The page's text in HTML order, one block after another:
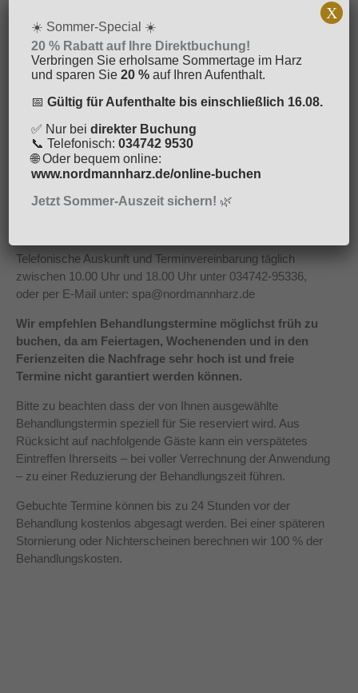
Telefonische Auskunft und Terminvereinbarung täglich
zwischen 10.00 Uhr und 18.00 Uhr unter 034742-95336,
oder per E-Mail unter: spa@nordmannharz.de
Wir empfehlen Behandlungstermine möglichst früh zu
buchen, da am Feiertagen, Wochenenden und in den
Ferienzeiten die Nachfrage sehr hoch ist und freie
Termine nicht garantiert werden können.
Bitte zu beachten dass der von Ihnen ausgewählte
Behandlungstermin speziell für Sie reserviert wird. Aus
Rücksicht auf nachfolgende Gäste kann ein verspätetes
Eintreffen Ihrerseits – bei voller Verrechnung der Anwendung
– zu einer Reduzierung der Behandlungszeit führen.
Gebuchte Termine können bis zu 24 Stunden vor der
Behandlung kostenlos abgesagt werden. Bei einer späteren
Stornierung oder Nichterscheinen berechnen wir 100 % der
Behandlungskosten.
☀️ Sommer-Special ☀️
20 % Rabatt auf Ihre Direktbuchung!
Verbringen Sie erholsame Sommertage im Harz
und sparen Sie20 % auf Ihren Aufenthalt.
📅Gültig für Aufenthalte bis einschließlich 16.08.
✅ Nur beidirekter Buchung
📞 Telefonisch:034742 9530
🌐 Oder bequem online:
www.nordmannharz.de/online-buchen
Jetzt Sommer-Auszeit sichern! 🌿
X